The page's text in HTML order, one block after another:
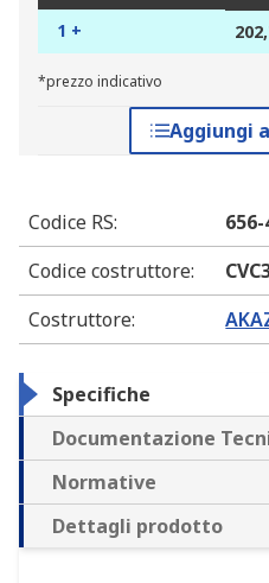
1 +
*prezzo indicativo
Aggiungi
Codice RS:
656-
Codice costruttore:
Costruttore:
Specifiche
Documentazione
Normative
Dettagli prodotto